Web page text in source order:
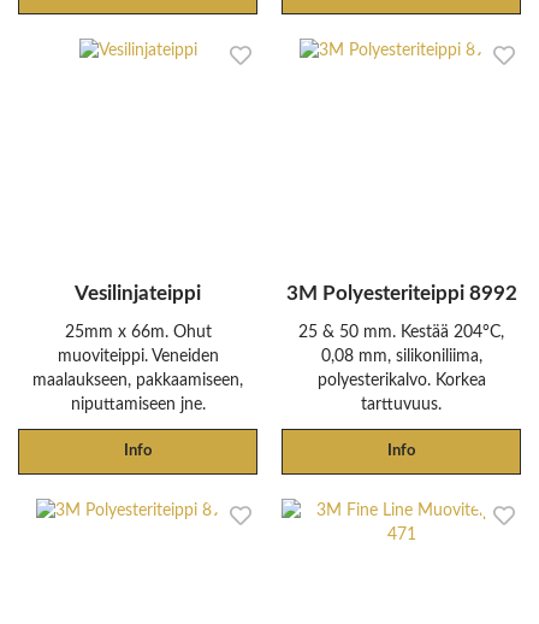
Vesilinjateippi
25mm x 66m. Ohut
muoviteippi. Veneiden
maalaukseen, pakkaamiseen,
niputtamiseen jne.
Info
3M Polyesteriteippi 8992
25 & 50 mm. Kestää 204°C,
0,08 mm, silikoniliima,
polyesterikalvo. Korkea
tarttuvuus.
Info